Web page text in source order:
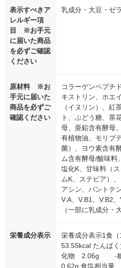
表示すべきア
レルギー項
目 ※お手元
に届いた商品
を必ずご確認
ください
乳成分・大豆・ゼ
原材料 ※お
手元に届いた
商品を必ずご
確認ください
コラーゲンペプチ
キストリン、ホエ
（イヌリン）、紅
ト、ぶどう糖、茶
母、亜鉛含有酵母
有植物油、モリブ
菌）、ヨウ素含有
ム含有酵母/酸味料
塩化K、甘味料（
ムK、ステビア）
アシン、パントテ
V.A、V.B1、V.B2
（一部に乳成分・
栄養成分表示
栄養成分表示1食
53.55kcal たんぱ
化物 2.06g -
0.62g 食塩相当量